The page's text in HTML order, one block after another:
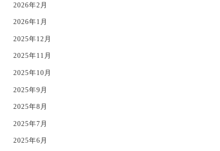
2026年2月
2026年1月
2025年12月
2025年11月
2025年10月
2025年9月
2025年8月
2025年7月
2025年6月